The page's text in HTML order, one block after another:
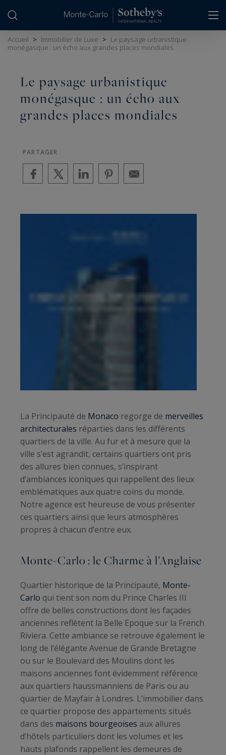
Accueil > Immobilier de Luxe > Le paysage urbanistique
monégasque : un écho aux grandes places mondiales
Le paysage urbanistique
monégasque : un écho aux
grandes places mondiales
PARTAGER
La Principauté de Monaco regorge de merveilles
architecturales réparties dans les différents
quartiers de la ville. Au fur et à mesure que la
ville s’est agrandit, certains quartiers ont pris
des allures bien connues, s’inspirant
d’ambiances iconiques qui rappellent des lieux
emblématiques aux quatre coins du monde.
Notre agence est heureuse de vous présenter
ces quartiers ainsi que leurs atmosphères
propres à chacun d’entre eux.
Monte-Carlo : le Charme à l’Anglaise
Quartier historique de la Principauté, Monte-
Carlo qui tient son nom du Prince Charles III
offre de belles constructions dont les façades
anciennes reflètent la Belle Epoque sur la French
Riviera. Cette ambiance se retrouve également le
long de l’élégante Avenue de Grande Bretagne
ou sur le Boulevard des Moulins dont les
maisons anciennes font évidemment référence
aux quartiers haussmanniens de Paris ou au
quartier de Mayfair à Londres. L’immobilier dans
ce quartier propose des appartements situés
dans des maisons bourgeoises aux allures
d’hôtels particuliers dont les volumes et les
hauts plafonds rappellent les demeures de